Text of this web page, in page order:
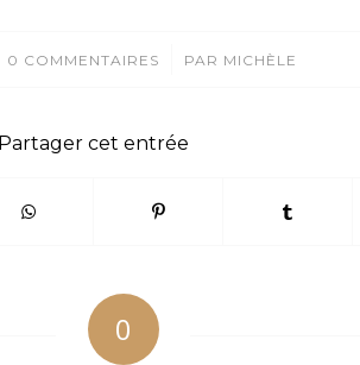
0 COMMENTAIRES
/ PAR MICHÈLE
Partager cet entrée
0